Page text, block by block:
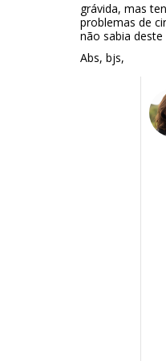
grávida, mas
problemas de
não sabia deste
Abs, bjs,